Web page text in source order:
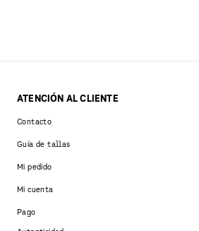
ATENCIÓN AL CLIENTE
Contacto
Guía de tallas
Mi pedido
Mi cuenta
Pago